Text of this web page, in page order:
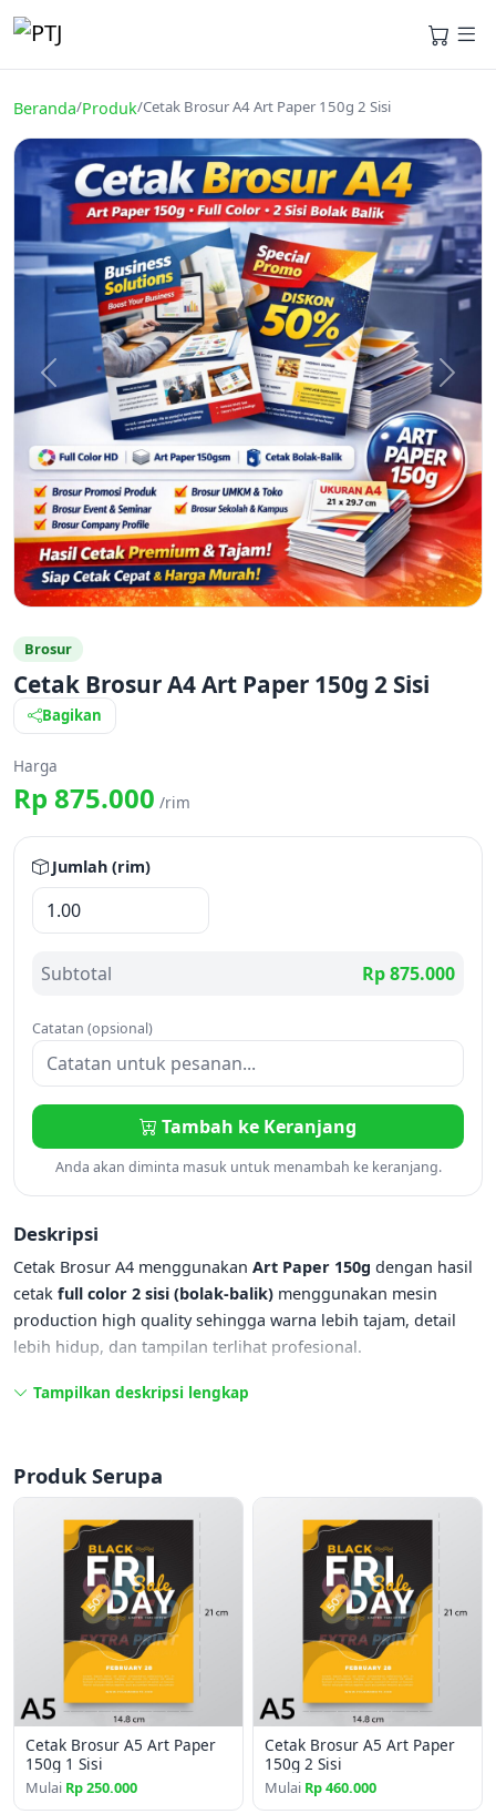
Beranda/Produk/Cetak Brosur A4 Art Paper 150g 2 Sisi
Brosur
Cetak Brosur A4 Art Paper 150g 2 Sisi
Bagikan
Harga
Rp 875.000 /rim
Jumlah (rim)
Subtotal Rp 875.000
Catatan (opsional)
Tambah ke Keranjang
Anda akan diminta masuk untuk menambah ke keranjang.
Deskripsi
Cetak Brosur A4 menggunakan Art Paper 150g dengan hasil
cetak full color 2 sisi (bolak-balik) menggunakan mesin
production high quality sehingga warna lebih tajam, detail
lebih hidup, dan tampilan terlihat profesional.
Brosur A4 adalah ukuran paling populer untuk kebutuhan
✔ Brosur promosi produk
✔ Brosur UMKM & toko
✔ Brosur event & seminar
✔ Brosur sekolah & kampus
✔ Brosur company profile
✔ Brosur launching produk
Spesifikasi Produk:
Ukuran:A4 (21 x 29.7 cm)
Bahan:Art Paper 150g
Cetak:Full Color
Tampilkan deskripsi lengkap
Produk Serupa
Cetak Brosur A5 Art Paper
150g 1 Sisi
Mulai Rp 250.000
Cetak Brosur A5 Art Paper
150g 2 Sisi
Mulai Rp 460.000